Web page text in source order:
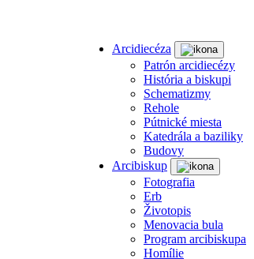
Arcidiecéza
Patrón arcidiecézy
História a biskupi
Schematizmy
Rehole
Pútnické miesta
Katedrála a baziliky
Budovy
Arcibiskup
Fotografia
Erb
Životopis
Menovacia bula
Program arcibiskupa
Homílie